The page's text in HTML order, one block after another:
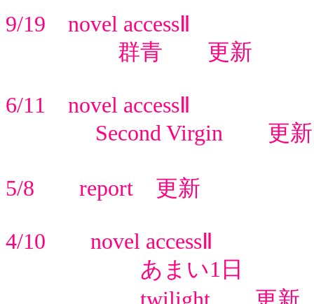
9/19 novel accessⅡ
群青 更新
6/11 novel accessⅡ
Second Virgin 更新
5/8 report 更新
4/10 novel accessⅡ
あまい1日